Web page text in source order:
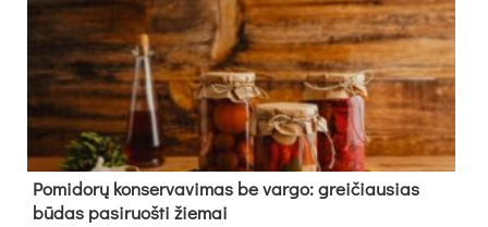
Pomidorų konservavimas be vargo: greičiausias
būdas pasiruošti žiemai